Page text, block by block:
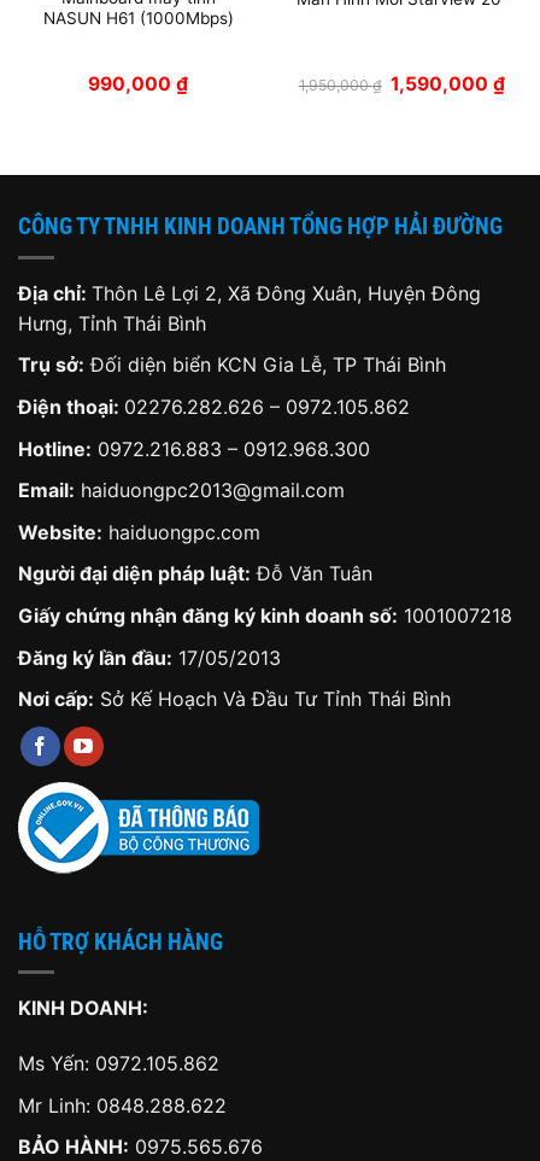
NASUN H61 (1000Mbps)
990,000 ₫ 1,950,000₫ Giá
gốc
1,590,000₫Giá
CÔNG TY TNHH KINH DOANH TỔNG HỢP HẢI ĐƯỜNG
Địa chỉ: Thôn Lê Lợi 2, Xã Đông Xuân, Huyện Đông
Hưng, Tỉnh Thái Bình
Trụ sở: Đối diện biển KCN Gia Lễ, TP Thái Bình
Điện thoại: 02276.282.626 – 0972.105.862
Hotline: 0972.216.883 – 0912.968.300
Email: haiduongpc2013@gmail.com
Website: haiduongpc.com
Người đại diện pháp luật: Đỗ Văn Tuân
Giấy chứng nhận đăng ký kinh doanh số: 1001007218
Đăng ký lần đầu: 17/05/2013
Nơi cấp: Sở Kế Hoạch Và Đầu Tư Tỉnh Thái Bình
HỖ TRỢ KHÁCH HÀNG
KINH DOANH:
Ms Yến: 0972.105.862
Mr Linh: 0848.288.622
BẢO HÀNH: 0975.565.676